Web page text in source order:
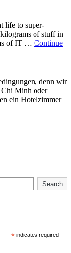
of
Vietnam"
life to super-
of stuff in
of IT … Continue
denn wir
Chi Minh oder
ein Hotelzimmer
Search
* indicates required